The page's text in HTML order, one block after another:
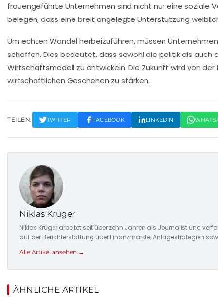
frauengeführte Unternehmen sind nicht nur eine soziale
belegen, dass eine breit angelegte Unterstützung
Um echten Wandel herbeizuführen, müssen
schaffen. Dies bedeutet, dass sowohl die politikals auch
Wirtschaftsmodell zu entwickeln. Die Zukunft wird von
wirtschaftlichen Geschehen zu stärken.
TEILEN: TWITTER FACEBOOK LINKEDIN
Niklas Krüger
Niklas Krüger arbeitet seit über zehn Jahren als Journalist und
auf der Berichterstattung über Finanzmärkte, Anlagestrategien
Alle Artikel ansehen →
ÄHNLICHE ARTIKEL